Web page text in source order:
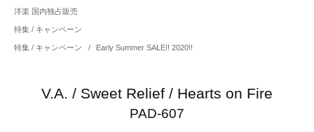
洋楽 国内独占販売
特集 / キャンペーン
特集 / キャンペーン / Early Summer SALE!! 2020!!
V.A. / Sweet Relief / Hearts on Fire
PAD-607